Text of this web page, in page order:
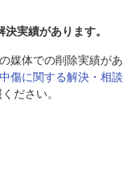
実績があります。
媒体での削除実績があ
傷に関する解決・相談
ださい。